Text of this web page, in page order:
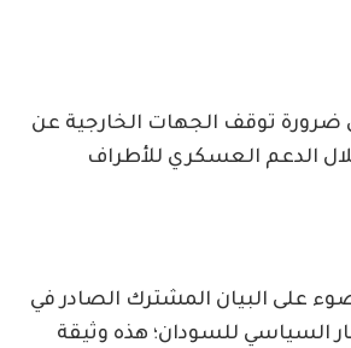
ضرورة توقف الجهات الخارجية عن
الدعم العسكري للأطراف
على البيان المشترك الصادر في
السياسي للسودان؛ هذه وثيقة